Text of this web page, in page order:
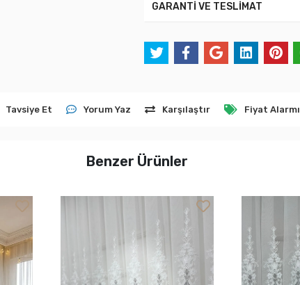
GARANTİ VE TESLİMAT
Tavsiye Et Yorum Yaz Karşılaştır Fiyat Alarmı
Benzer Ürünler